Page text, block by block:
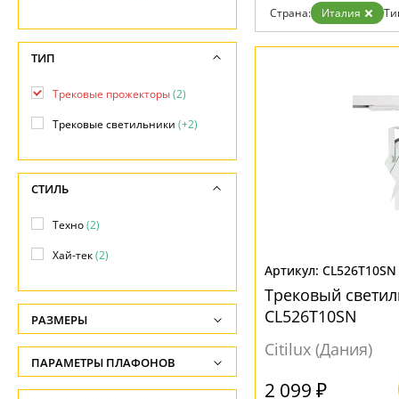
Возврат
Отзывы
Установка
Бренды
Страна: Италия
CL526T10SN
Трековый
CL526T10SN
Citilux (Дания)
2 099 ₽
ТИП
Трековые прожекторы(2)
Трековые светильники (+2)
СТИЛЬ
Техно(2)
Хай-тек(2)
РАЗМЕРЫ
Высота, см
-
ПАРАМЕТРЫ ПЛАФОНОВ